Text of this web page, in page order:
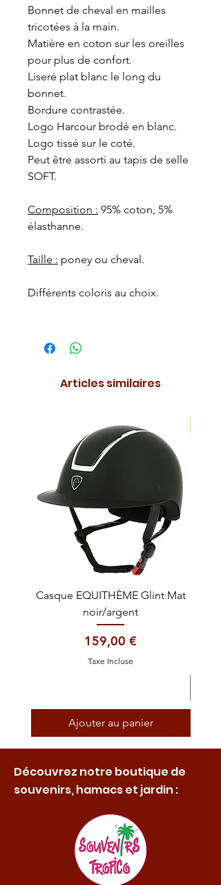
Bonnet de cheval en mailles
tricotées à la main.
Matière en coton sur les oreilles
pour plus de confort.
Liseré plat blanc le long du
bonnet.
Bordure contrastée.
Logo Harcour brodé en blanc.
Logo tissé sur le coté.
Peut être assorti au tapis de selle
SOFT.
Composition : 95% coton, 5%
élasthanne.
Taille : poney ou cheval.
Différents coloris au choix.
Articles similaires
Casque EQUITHÈME Glint Mat
noir/argent
Prix
159,00 €
Taxe Incluse
Ajouter au panier
Découvrez notre boutique de
souvenirs, hamacs et jardin :